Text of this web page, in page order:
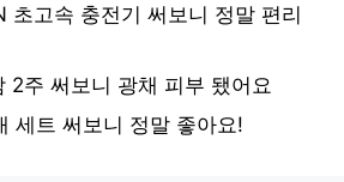
초고속 충전기 써보니 정말 편리
2주 써보니 광채 피부 됐어요
세트 써보니 정말 좋아요!